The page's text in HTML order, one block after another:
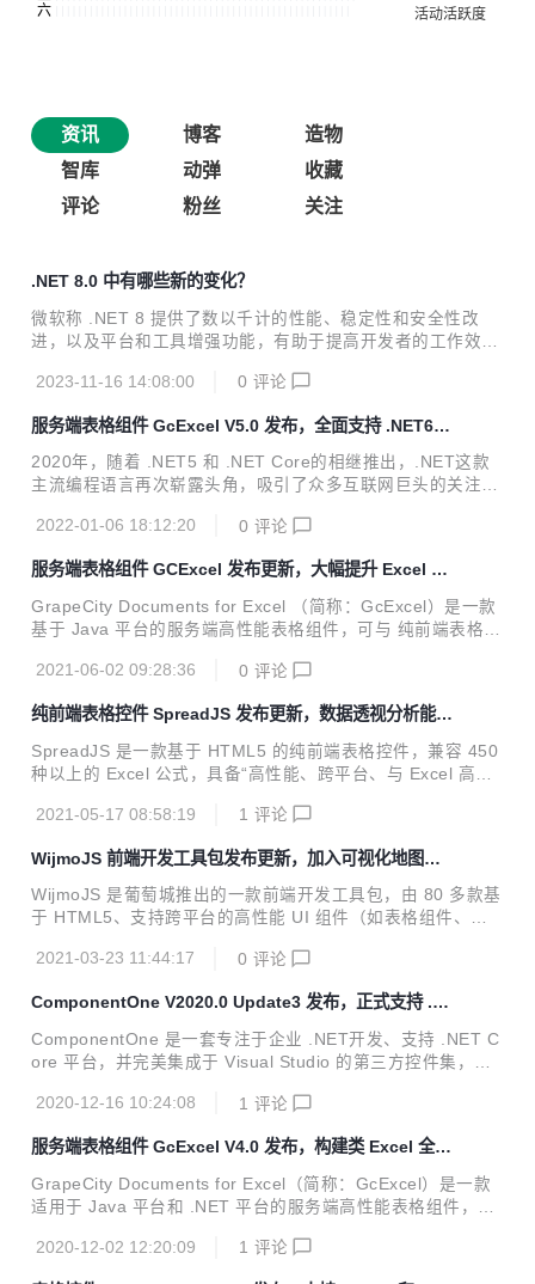
资讯 博客
造物
智库
动弹
收藏
评论
粉丝 关注
.NET 8.0 中有哪些新的变化？
微软称 .NET 8 提供了数以千计的性能、稳定性和安全性改
进，以及平台和工具增强功能，有助于提高开发者的工作效率
2023-11-16 14:08:00
0 评论
服务端表格组件 GcExcel V5.0 发布，全面支持 .NET6，
让您同步享受性能极致提升
2020年，随着 .NET5 和 .NET Core的相继推出，.NET这款
主流编程语言再次崭露头角，吸引了众多互联网巨头的关注。
AUI、CLR性能优化等利器，为当下微服务&云原生的新互联
起，葡萄城服务端表格组件 GcExcel 便紧随时代的步伐，不
但与微软保持紧密的技术合作，还在第一时间对产品版本更新
迭代，让开发者不再为新技术而困扰，不再为系统兼容性而担
来其V5.0 的发布更新，从该版本开始GcExcel...
2022-01-06 18:12:20 0 评论
服务端表格组件 GCExcel 发布更新，大幅提升 Excel 模
板处理性能
GrapeCity Documents for Excel （简称：GcExcel）是一款
基于 Java 平台的服务端高性能表格组件，可与 纯前端表格控
用软件，在前端展示电子表格数据，在服务端批量创建、加
序提供在线文档的前后端数据同步、在线填报与服务端批量导
出与打印，以及类 Excel 报表模板设计与服务端高性能处理等
一整套 类 Excel 全栈解决方案。 近日，服务端表格组件 GcE
现有...
2021-06-02 09:28:36 0 评论
纯前端表格控件 SpreadJS 发布更新，数据透视分析能力
更加强大
SpreadJS 是一款基于 HTML5 的纯前端表格控件，兼容 450
种以上的 Excel 公式，具备“高性能、跨平台、与 Excel 高度
更新，其数据透视表插件功能再度大幅增强，为用户提供更加
强 SpreadJS的数据透视表插件已经覆盖了现有Excel 中90%
以上的功能，并且做到了与 Excel 完全兼容，您可以将设计好
的透视表在 SpreadJS 与 Excel 之前进行切换，而不用担心数
...
2021-05-17 08:58:19 1 评论
WijmoJS 前端开发工具包发布更新，加入可视化地图组
件
WijmoJS 是葡萄城推出的一款前端开发工具包，由 80 多款基
于 HTML5、支持跨平台的高性能 UI 组件（如表格组件、图
完美兼容原生 JavaScript，支持 Angular、React、Vue 等前
日，WijmoJS V2021.0 Update1正式发布，本次更新加入了
一款同时兼容Angular、React和Vue的可视化地图组件，以及
用于绑定REST API 的数据管理组件RestCollectionView。 在
2021-03-23 11:44:17 0 评论
ComponentOne V2020.0 Update3 发布，正式支持 .NE
T 5
ComponentOne 是一套专注于企业 .NET开发、支持 .NET C
ore 平台，并完美集成于 Visual Studio 的第三方控件集，包
P、ASP.NET MVC等七个 .NET平台的系统开发需求，并提供
被誉为“.NET开发的‘瑞士军刀’”。 与其他控件集相比，Compo
nentOne 更加轻盈、稳定，功能更加全面，产品也更加安
全。 经过 20 多年的发展，ComponentOne 已成功应用于清
软、...
2020-12-16 10:24:08 1 评论
服务端表格组件 GcExcel V4.0 发布，构建类 Excel 全栈
解决方案
GrapeCity Documents for Excel（简称：GcExcel）是一款
适用于 Java 平台和 .NET 平台的服务端高性能表格组件，无
建、加载、编辑、打印、导入/导出 Excel 文档。 将其与纯前
2020-12-02 12:20:09 1 评论